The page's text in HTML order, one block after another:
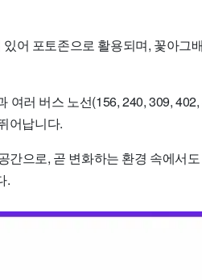
어 포토존으로 활용되며, 꽃아그
러 버스 노선(156, 240, 309,
어납니다.
으로, 곧 변화하는 환경 속에서
.